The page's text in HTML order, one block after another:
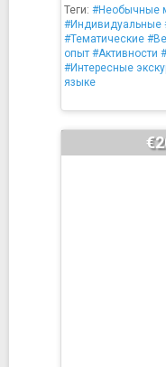
Теги: #Необычные
#Индивидуальные
#Тематические
опыт #Активности
#Интересные
языке